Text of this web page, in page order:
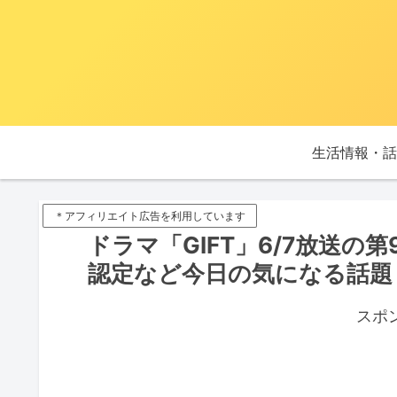
生活情報・
＊アフィリエイト広告を利用しています
ドラマ「GIFT」6/7放送の
認定など今日の気になる話
スポ